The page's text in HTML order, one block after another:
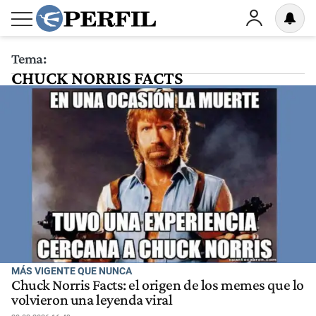
Tema:
CHUCK NORRIS FACTS
MÁS VIGENTE QUE NUNCA
Chuck Norris Facts: el origen de los memes que lo
volvieron una leyenda viral